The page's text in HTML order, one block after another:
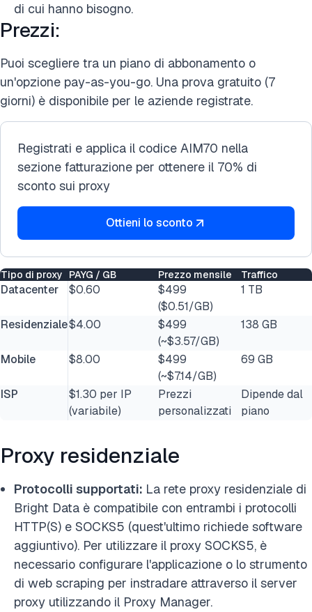
di cui hanno bisogno.
Prezzi:
Puoi scegliere tra un piano di abbonamento o
un'opzione pay-as-you-go. Una prova gratuito (7
giorni) è disponibile per le aziende registrate.
Registrati e applica il codice AIM70 nella
sezione fatturazione per ottenere il 70% di
sconto sui proxy
Ottieni lo sconto
Tipo di proxy PAYG / GB Prezzo mensile Traffico
Datacenter $0.60
$499
($0.51/GB)
1 TB
Residenziale$4.00
$499
(~$3.57/GB)
138 GB
Mobile $8.00
$499
(~$7.14/GB)
69 GB
ISP
$1.30 per IP
(variabile)
Prezzi
personalizzati
Dipende dal
piano
Proxy residenziale
Protocolli supportati: La rete proxy residenziale di
Bright Data è compatibile con entrambi i protocolli
HTTP(S) e SOCKS5 (quest'ultimo richiede software
aggiuntivo). Per utilizzare il proxy SOCKS5, è
necessario configurare l'applicazione o lo strumento
di web scraping per instradare attraverso il server
proxy utilizzando il Proxy Manager.